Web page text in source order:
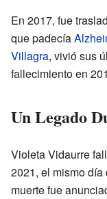
En 2017, fue
que padecía
Villagra, vivió sus
fallecimiento en
Un Legado
Violeta Vidaurre
2021, el mismo
muerte fue